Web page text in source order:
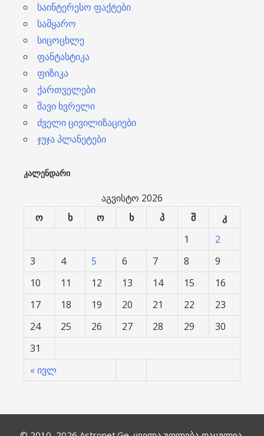
საინტერესო ფაქტები
სამყარო
სიცოცხლე
ფანტასტიკა
ფიზიკა
ქართველები
შავი ხვრელი
ძველი ცივილიზაციები
ჯუჯა პლანეტები
ᲙᲐᲚᲔᲜᲓᲐᲠᲘ
აგვისტო 2026
ო
ხ ო ხ პ შ კ
« ივლ
1
2
3
4 5 6 7 8
9
10
11 12 13 14 15
16
17
18 19 20 21 22
23
24
25 26 27 28 29
30
31